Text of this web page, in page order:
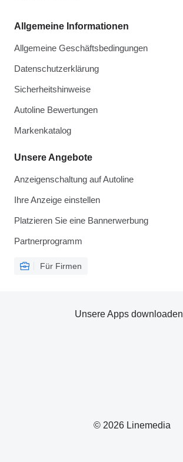
Allgemeine Informationen
Allgemeine Geschäftsbedingungen
Datenschutzerklärung
Sicherheitshinweise
Autoline Bewertungen
Markenkatalog
Unsere Angebote
Anzeigenschaltung auf Autoline
Ihre Anzeige einstellen
Platzieren Sie eine Bannerwerbung
Partnerprogramm
Für Firmen
© 2026 Linemedia
Unsere Apps downloaden